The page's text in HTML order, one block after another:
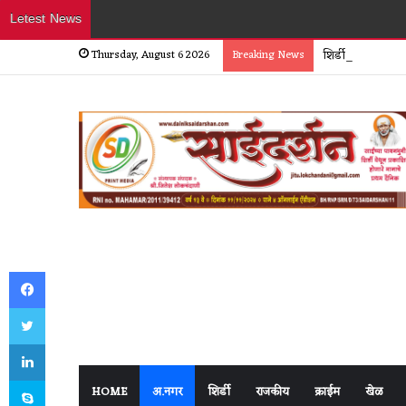
Letest News
Thursday, August 6 2026 Breaking News शिर्डीत हॉटेल
HOME अ.नगर शिर्डी राजकीय क्राईम खेळ
Facebook
Twitter
LinkedIn
Skype